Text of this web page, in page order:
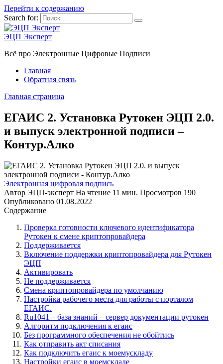
Перейти к содержанию
Search for:
ЭЦП Эксперт
Всё про Электронные Цифровые Подписи
Главная
Обратная связь
Главная страница
ЕГАИС 2. Установка Рутокен ЭЦП 2.0.
и выпуск электронной подписи –
Контур.Алко
Электронная цифровая подпись
Автор ЭЦП-эксперт На чтение 11 мин. Просмотров 190
Опубликовано 01.08.2022
Содержание
Проверка готовности ключевого идентификатора
Рутокен к смене криптопровайдера
Поддерживается
Включение поддержки криптопровайдера для Рутокен
ЭЦП
Активировать
Не поддерживается
Смена криптопровайдера по умолчанию
Настройка рабочего места для работы с порталом
ЕГАИС.
Ru1041 – база знаний – сервер документации рутокен
Алгоритм подключения к егаис
Без программного обеспечения не обойтись
Как отправить акт списания
Как подключить егаис к моемускладу
Настройки егаис в моемскладе